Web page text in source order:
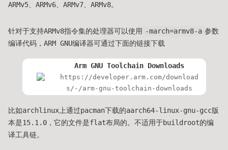
ARMv5、ARMv6、ARMv7、ARMv8。
针对于支持ARMv8指令集的处理器可以使用 -march=armv8-a 参数
编译代码，ARM GNU编译器可通过下面的链接下载
Arm GNU Toolchain Downloads
https://developer.arm.com/download
s/-/arm-gnu-toolchain-downloads
比如archlinux上通过pacman下载的aarch64-linux-gnu-gcc版
本是15.1.0，它的文件是flat布局的。不适用于buildroot的编
译工具链。